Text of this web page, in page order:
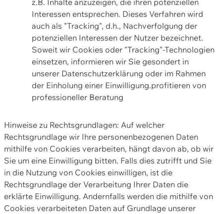
z.B. Inhalte anzuzeigen, die ihren potenziellen
Interessen entsprechen. Dieses Verfahren wird
auch als "Tracking", d.h., Nachverfolgung der
potenziellen Interessen der Nutzer bezeichnet.
Soweit wir Cookies oder "Tracking"-Technologien
einsetzen, informieren wir Sie gesondert in
unserer Datenschutzerklärung oder im Rahmen
der Einholung einer Einwilligung.profitieren von
professioneller Beratung
Hinweise zu Rechtsgrundlagen: Auf welcher
Rechtsgrundlage wir Ihre personenbezogenen Daten
mithilfe von Cookies verarbeiten, hängt davon ab, ob wir
Sie um eine Einwilligung bitten. Falls dies zutrifft und Sie
in die Nutzung von Cookies einwilligen, ist die
Rechtsgrundlage der Verarbeitung Ihrer Daten die
erklärte Einwilligung. Andernfalls werden die mithilfe von
Cookies verarbeiteten Daten auf Grundlage unserer